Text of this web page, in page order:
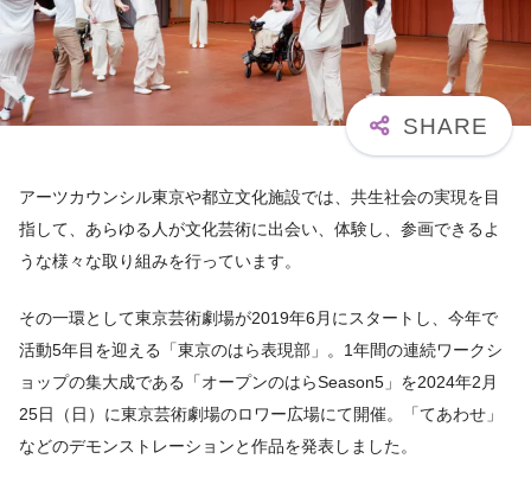
アーツカウンシル東京や都立文化施設では、共生社会の実現を目
指して、あらゆる人が文化芸術に出会い、体験し、参画できるよ
うな様々な取り組みを行っています。
その一環として東京芸術劇場が2019年6⽉にスタートし、今年で
活動5年目を迎える「東京のはら表現部」。1年間の連続ワークシ
ョップの集大成である「オープンのはらSeason5」を2024年2月
25日（日）に東京芸術劇場のロワー広場にて開催。「てあわせ」
などのデモンストレーションと作品を発表しました。